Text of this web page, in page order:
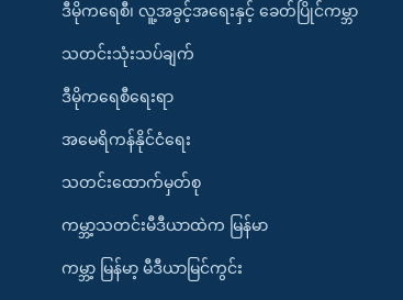
ဒီမိုကရေစီ၊ လူ့အခွင့်အရေးနှင့် ခေတ်ပြိုင်ကမ္ဘာ
သတင်းသုံးသပ်ချက်
ဒီမိုကရေစီရေးရာ
အမေရိကန်နိုင်ငံရေး
သတင်းထောက်မှတ်စု
ကမ္ဘာ့သတင်းမီဒီယာထဲက မြန်မာ
ကမ္ဘာ့ မြန်မာ့ မီဒီယာမြင်ကွင်း